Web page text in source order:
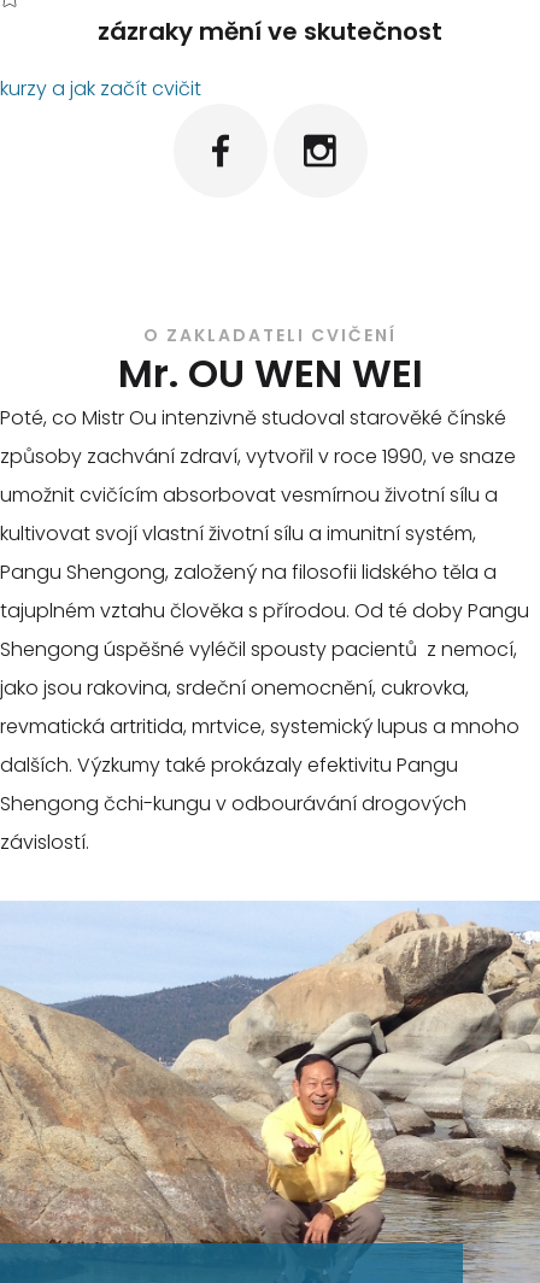
zázraky mění ve skutečnost
kurzy a jak začít cvičit
O ZAKLADATELI CVIČENÍ
Mr. OU WEN WEI
Poté, co Mistr Ou intenzivně studoval starověké čínské
způsoby zachvání zdraví, vytvořil v roce 1990, ve snaze
umožnit cvičícím absorbovat vesmírnou životní sílu a
kultivovat svojí vlastní životní sílu a imunitní systém,
Pangu Shengong, založený na filosofii lidského těla a
tajuplném vztahu člověka s přírodou. Od té doby Pangu
Shengong úspěšné vyléčil spousty pacientů z nemocí,
jako jsou rakovina, srdeční onemocnění, cukrovka,
revmatická artritida, mrtvice, systemický lupus a mnoho
dalších. Výzkumy také prokázaly efektivitu Pangu
Shengong čchi-kungu v odbourávání drogových
závislostí.